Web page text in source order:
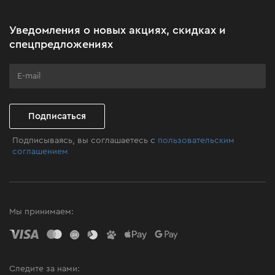
Клуб мастерства
Уведомления о новых акциях, скидках и
спецпредложениях
Подписаться
Подписываясь, вы соглашаетесь с пользовательским
соглашением
Мы принимаем:
Следите за нами: